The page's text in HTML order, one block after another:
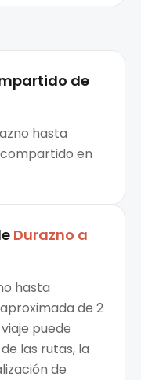
de
hasta
en
Durazno a
hasta
de 2
puede
las rutas, la
de